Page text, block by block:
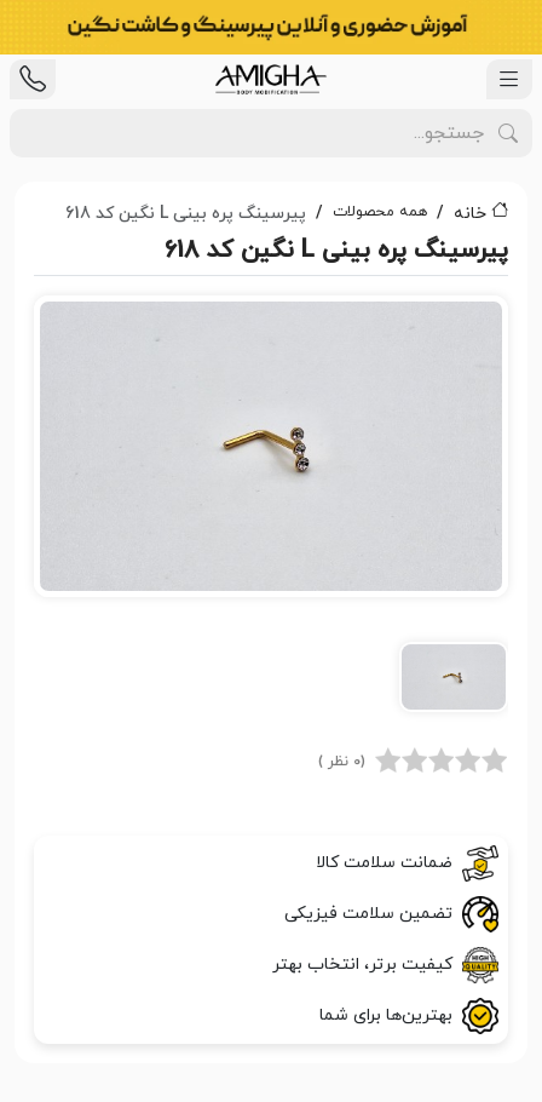
خانه همه محصولات پیرسینگ پره بینی L نگین کد 618
پیرسینگ پره بینی L نگین کد 618
(0 نظر )
ضمانت سلامت کالا
تضمین سلامت فیزیکی
کیفیت برتر، انتخاب بهتر
بهترین‌ها برای شما